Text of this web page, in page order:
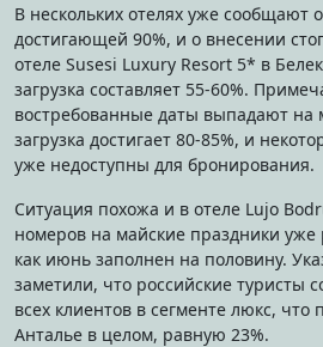
В нескольких отелях уже сообщают
достигающей 90%, и о внесении
отеле Susesi Luxury Resort 5* в
загрузка составляет 55-60%.
востребованные даты выпадают на
загрузка достигает 80-85%, и
уже недоступны для бронирования.
Ситуация похожа и в отеле Lujo
номеров на майские праздники
как июнь заполнен на половину.
заметили, что российские туристы
всех клиентов в сегменте люкс,
Анталье в целом, равную 23%.